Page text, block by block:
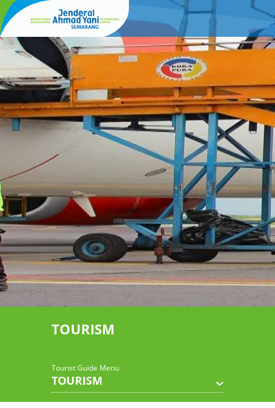
TOURISM
Tourist Guide Menu
TOURISM